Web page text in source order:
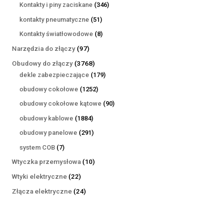
produktów
Kontakty i piny zaciskane 346346
kontakty pneumatyczne 5151
produktów
Kontakty światłowodowe 88
Narzędzia do złączy 9797
produktów
Obudowy do złączy 37683768
produktów
dekle zabezpieczające 179179
obudowy cokołowe 12521252
produkty
obudowy cokołowe kątowe 9090
obudowy kablowe 18841884
produkty
obudowy panelowe 291291
system COB 77
produktów
Wtyczka przemysłowa 1010
Wtyki elektryczne 2222
produkty
Złącza elektryczne 2424